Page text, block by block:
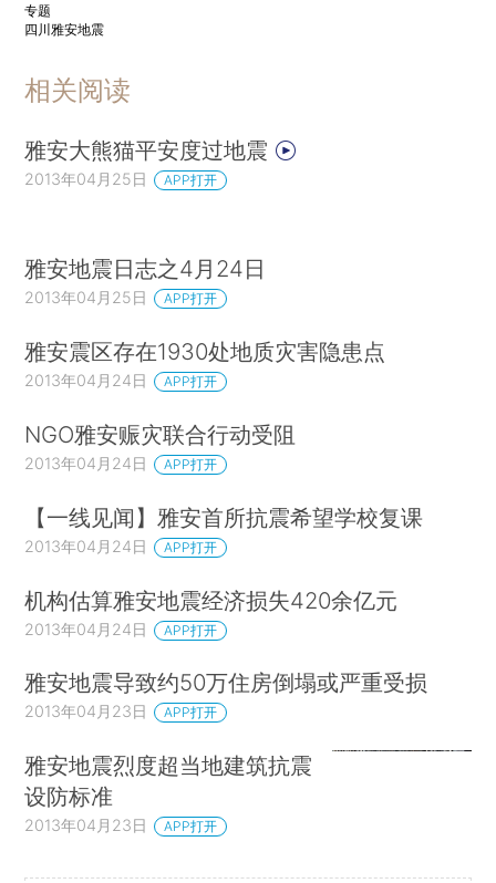
专题
四川雅安地震
相关阅读
雅安大熊猫平安度过地震
2013年04月25日 APP打开
雅安地震日志之4月24日
2013年04月25日 APP打开
雅安震区存在1930处地质灾害隐患点
2013年04月24日 APP打开
NGO雅安赈灾联合行动受阻
2013年04月24日 APP打开
【一线见闻】雅安首所抗震希望学校复课
2013年04月24日 APP打开
机构估算雅安地震经济损失420余亿元
2013年04月24日 APP打开
雅安地震导致约50万住房倒塌或严重受损
2013年04月23日 APP打开
雅安地震烈度超当地建筑抗震
设防标准
2013年04月23日 APP打开